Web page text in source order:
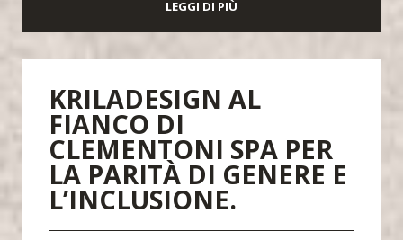
LEGGI DI PIÙ
KRILADESIGN AL
FIANCO DI
CLEMENTONI SPA PER
LA PARITÀ DI GENERE E
L’INCLUSIONE.